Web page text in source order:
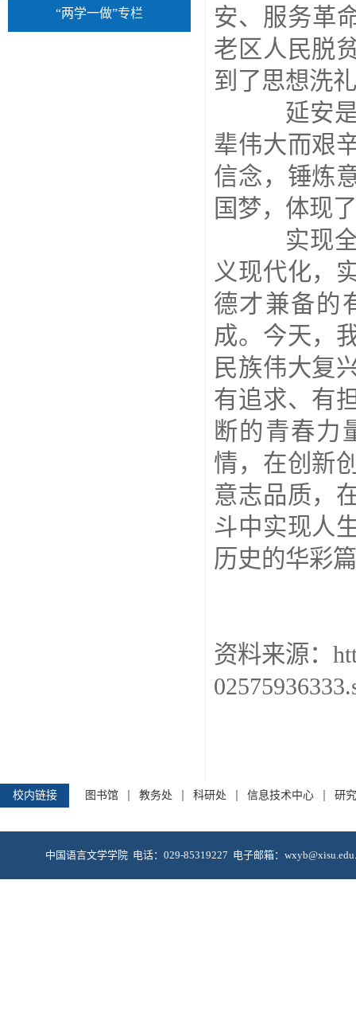
“两学一做”专栏
安、服务革
老区人民脱
到了思想洗
延安是
辈伟大而艰
信念，锤炼
国梦，体现
实现全
义现代化，
德才兼备的
成。今天，
民族伟大复
有追求、有
断的青春力
情，在创新
意志品质，
斗中实现人
历史的华彩
资料来源：
校内链接 图书馆 教务处 科研处 信息技术中心 研
中国语言文学学院 电话：029-85319227 电子邮箱：